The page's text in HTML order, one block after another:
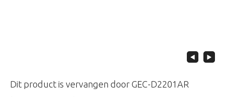
Dit product is vervangen door GEC-D2201AR